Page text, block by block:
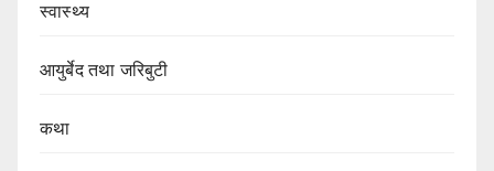
स्वास्थ्य
आयुर्बेद तथा जरिबुटी
कथा